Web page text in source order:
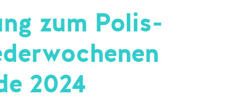
zum Polis-
2024